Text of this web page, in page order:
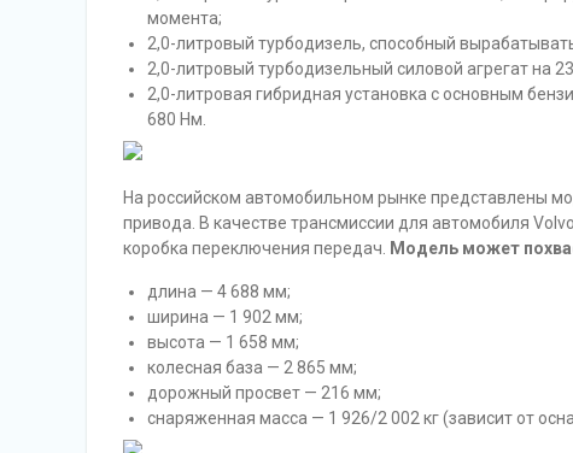
момента;
2,0-литровый турбодизель, способный
2,0-литровый турбодизельный силовой агрегат на
2,0-литровая гибридная установка с основным
680 Нм.
На российском автомобильном рынке представлены
привода. В качестве трансмиссии для автомобиля
коробка переключения передач. Модель может
длина — 4 688 мм;
ширина — 1 902 мм;
высота — 1 658 мм;
колесная база — 2 865 мм;
дорожный просвет — 216 мм;
снаряженная масса — 1 926/2 002 кг (зависит от